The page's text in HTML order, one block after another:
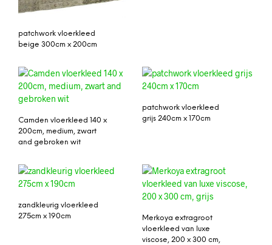
patchwork vloerkleed
beige 300cm x 200cm
Camden vloerkleed 140 x
200cm, medium, zwart
and gebroken wit
patchwork vloerkleed
grijs 240cm x 170cm
zandkleurig vloerkleed
275cm x 190cm
Merkoya extragroot
vloerkleed van luxe
viscose, 200 x 300 cm,